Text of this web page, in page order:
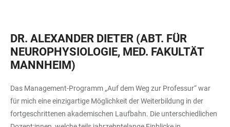
DR. ALEXANDER DIETER (ABT. FÜR
NEUROPHYSIOLOGIE, MED. FAKULTÄT
MANNHEIM)
Das Management-Programm „Auf dem Weg zur Professur“ war
für mich eine einzigartige Möglichkeit der Weiterbildung in der
fortgeschrittenen akademischen Laufbahn. Die unterschiedlichen